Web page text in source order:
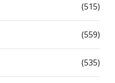
(515)
(559)
(535)